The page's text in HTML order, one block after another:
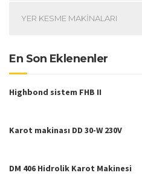
YER KESME MAKINALARI
En Son Eklenenler
Highbond sistem FHB II
Karot makinası DD 30-W 230V
DM 406 Hidrolik Karot Makinesi